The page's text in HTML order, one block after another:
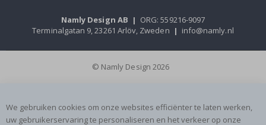
Namly Design AB | ORG: 559216-9097
Terminalgatan 9, 23261 Arlöv, Zweden | info@namly.nl
© Namly Design 2026
We gebruiken cookies om onze websites efficiënter te laten werken,
uw gebruikerservaring te personaliseren en het verkeer op onze